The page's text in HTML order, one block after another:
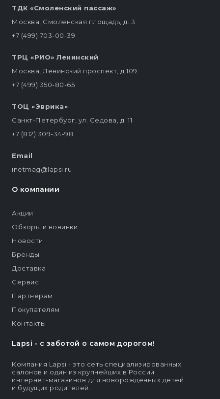
Lapsi - c заботой о самом дорогом!
Компания Lapsi - это сеть специализированных
салонов и один из крупнейших в России
интернет-магазинов для новорождённых детей
и будущих родителей.
ТДК «Смоленский пассаж»
Москва, Смоленская площадь, д. 3
+7 (499) 703-00-39
ТРЦ «РИО» Ленинский
Москва, Ленинский проспект, д.109
+7 (499) 350-80-65
ТОЦ «Эврика»
Санкт-Петербург, ул. Седова, д. 11
+7 (812) 309-34-98
Email
inetmag@lapsi.ru
О компании
Акции
Обзоры и новинки
Новости
Бренды
Доставка
Сервис
Партнерам
Покупателям
Контакты